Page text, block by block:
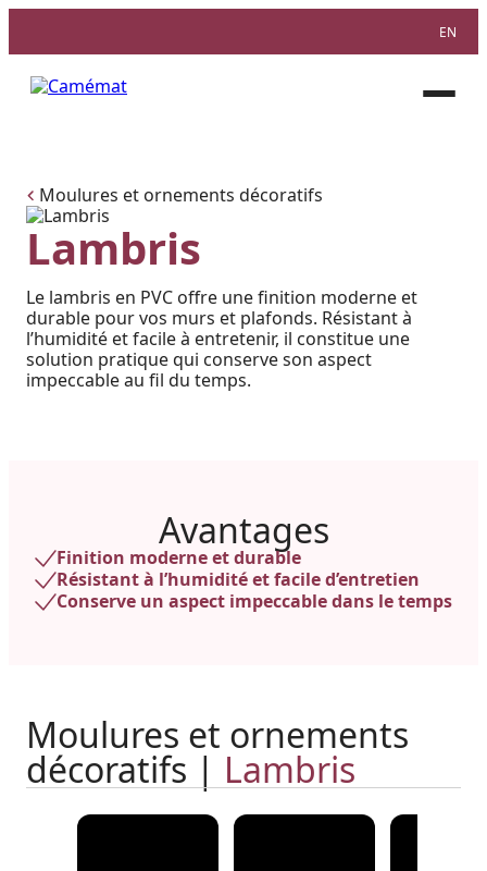
EN
Moulures et ornements décoratifs
Lambris
Le lambris en PVC offre une finition moderne et
durable pour vos murs et plafonds. Résistant à
l’humidité et facile à entretenir, il constitue une
solution pratique qui conserve son aspect
impeccable au fil du temps.
Avantages
Finition moderne et durable
Résistant à l’humidité et facile d’entretien
Conserve un aspect impeccable dans le temps
Moulures et ornements
décoratifs | Lambris